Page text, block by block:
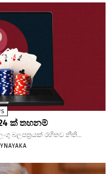
ක් තහනම්
බලපත්‍රයක් රහිතව නීති...